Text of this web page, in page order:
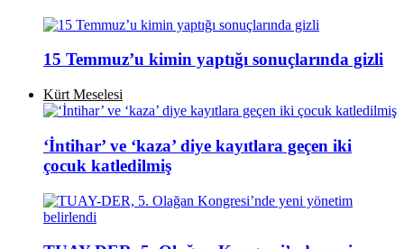
15 Temmuz’u kimin yaptığı sonuçlarında gizli
Kürt Meselesi
‘İntihar’ ve ‘kaza’ diye kayıtlara geçen iki
çocuk katledilmiş